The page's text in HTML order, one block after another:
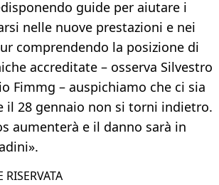
guide per aiutare i
nelle nuove prestazioni e nei
comprendendo la posizione di
accreditate – osserva Silvestro
Fimmg – auspichiamo che ci sia
il 28 gennaio non si torni indietro.
aumenterà e il danno sarà in